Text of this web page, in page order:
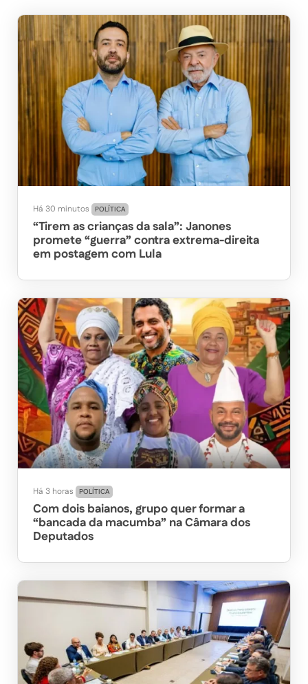
Há 30 minutos POLÍTICA
“Tirem as crianças da sala”: Janones
promete “guerra” contra extrema-direita
em postagem com Lula
Há 3 horas POLÍTICA
Com dois baianos, grupo quer formar a
“bancada da macumba” na Câmara dos
Deputados